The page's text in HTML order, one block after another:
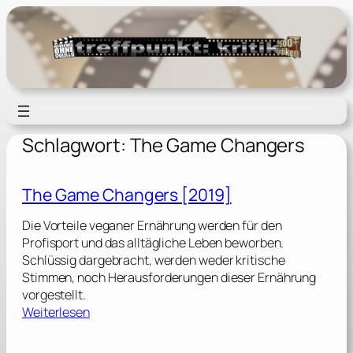
Zum
Inhalt
springen
Schlagwort: The Game Changers
The Game Changers [2019]
Die Vorteile veganer Ernährung werden für den
Profisport und das alltägliche Leben beworben.
Schlüssig dargebracht, werden weder kritische
Stimmen, noch Herausforderungen dieser Ernährung
vorgestellt.
Weiterlesen: